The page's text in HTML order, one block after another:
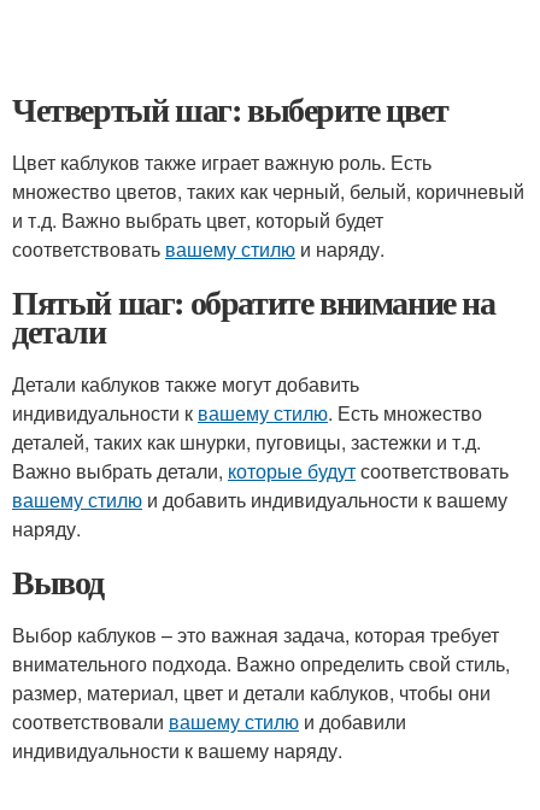
Четвертый шаг: выберите цвет
Цвет каблуков также играет важную роль. Есть
множество цветов, таких как черный, белый, коричневый
и т.д. Важно выбрать цвет, который будет
соответствовать вашему стилю и наряду.
Пятый шаг: обратите внимание на
детали
Детали каблуков также могут добавить
индивидуальности к вашему стилю. Есть множество
деталей, таких как шнурки, пуговицы, застежки и т.д.
Важно выбрать детали, которые будутсоответствовать
вашему стилю и добавить индивидуальности к вашему
наряду.
Вывод
Выбор каблуков – это важная задача, которая требует
внимательного подхода. Важно определить свой стиль,
размер, материал, цвет и детали каблуков, чтобы они
соответствовали вашему стилю и добавили
индивидуальности к вашему наряду.